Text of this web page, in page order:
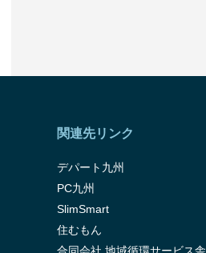
関連先リンク
デパート九州
PC九州
SlimSmart
住むもん